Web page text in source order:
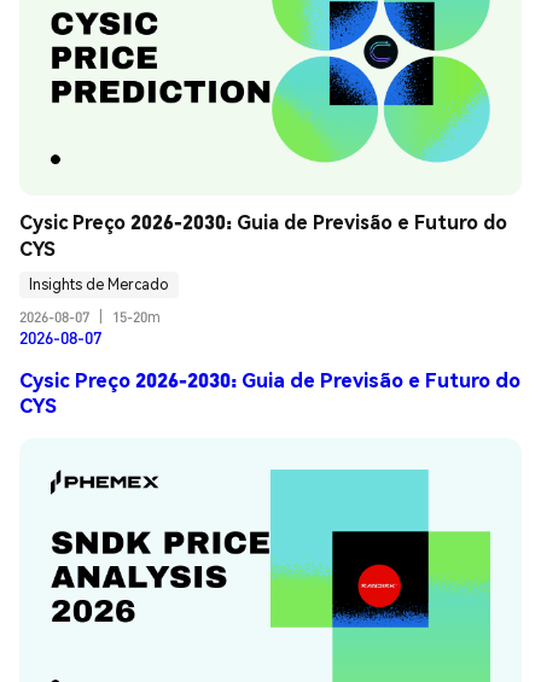
Cysic Preço 2026-2030: Guia de Previsão e Futuro do
CYS
Insights de Mercado
2026-08-07
15-20m
2026-08-07
Cysic Preço 2026-2030: Guia de Previsão e Futuro do
CYS